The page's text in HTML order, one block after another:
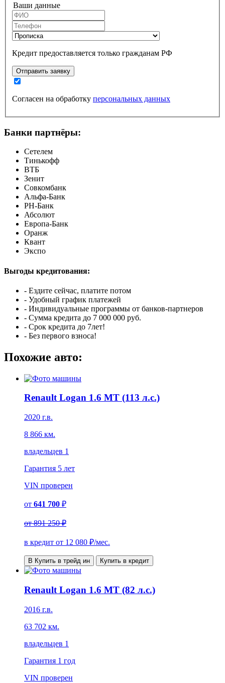
Ваши данные
Кредит предоставляется только гражданам РФ
Отправить заявку
Согласен на обработку персональных данных
Банки партнёры:
Сетелем
Тинькофф
ВТБ
Зенит
Совкомбанк
Альфа-Банк
РН-Банк
Абсолют
Европа-Банк
Оранж
Квант
Экспо
Выгоды кредитования:
- Ездите сейчас, платите потом
- Удобный график платежей
- Индивидуальные программы от банков-партнеров
- Сумма кредита до 7 000 000 руб.
- Срок кредита до 7лет!
- Без первого взноса!
Похожие авто:
Renault Logan 1.6 MT (113 л.с.)
2020 г.в.
8 866 км.
владельцев 1
Гарантия 5 лет
VIN проверен
от 641 700 ₽
от891 250 ₽
в кредит от 12 080 ₽/мес.
В Купить в трейд ин Купить в кредит
Renault Logan 1.6 MT (82 л.с.)
2016 г.в.
63 702 км.
владельцев 1
Гарантия 1 год
VIN проверен